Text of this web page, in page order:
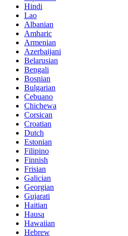
Hindi
Lao
Albanian
Amharic
Armenian
Azerbaijani
Belarusian
Bengali
Bosnian
Bulgarian
Cebuano
Chichewa
Corsican
Croatian
Dutch
Estonian
Filipino
Finnish
Frisian
Galician
Georgian
Gujarati
Haitian
Hausa
Hawaiian
Hebrew